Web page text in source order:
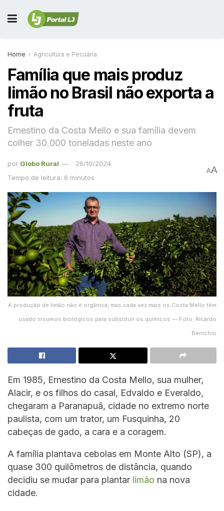
Home Agricultura e Pecuária
Família que mais produz
limão no Brasil não exporta a
fruta
Ernestino da Costa Mello e sua família devem
colher 30.000 toneladas neste ano
por Globo Rural
26/10/2024
Tempo de leitura: 6 minutos
AA
A produção de limão não é orgânica, mas cada vez mais os Costa Mello têm
usado insumos biológicos para substituir os químicos — Foto: Ricardo
Benichio
Em 1985, Ernestino da Costa Mello, sua mulher,
Alacir, e os filhos do casal, Edvaldo e Everaldo,
chegaram a Paranapuã, cidade no extremo norte
paulista, com um trator, um Fusquinha, 20
cabeças de gado, a cara e a coragem.
A família plantava cebolas em Monte Alto (SP), a
quase 300 quilômetros de distância, quando
decidiu se mudar para plantar limão na nova
cidade.